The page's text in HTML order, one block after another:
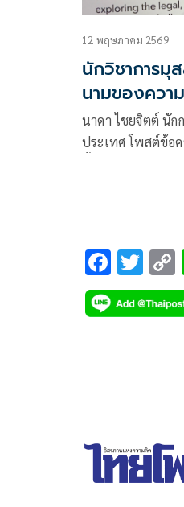
12 พฤษภาคม 2569
นักวิชาการมุ
นามของควา
รามคำแหง
นาดา ไชยจิตต์ นั
ประเทศ โพสต์ข้อ
F
ac
e
T
wi
tt